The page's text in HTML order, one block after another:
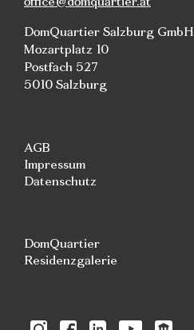
DomQuartier Salzburg GmbH
Mozartplatz 10
Postfach 527
5010 Salzburg
AGB
Impressum
Datenschutz
DomQuartier
Residenzgalerie